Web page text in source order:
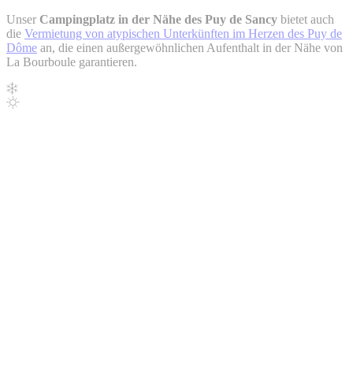
Unser Campingplatz in der Nähe des Puy de Sancy bietet auch
die Vermietung von atypischen Unterkünften im Herzen des Puy de
Dôme an, die einen außergewöhnlichen Aufenthalt in der Nähe von
La Bourboule garantieren.